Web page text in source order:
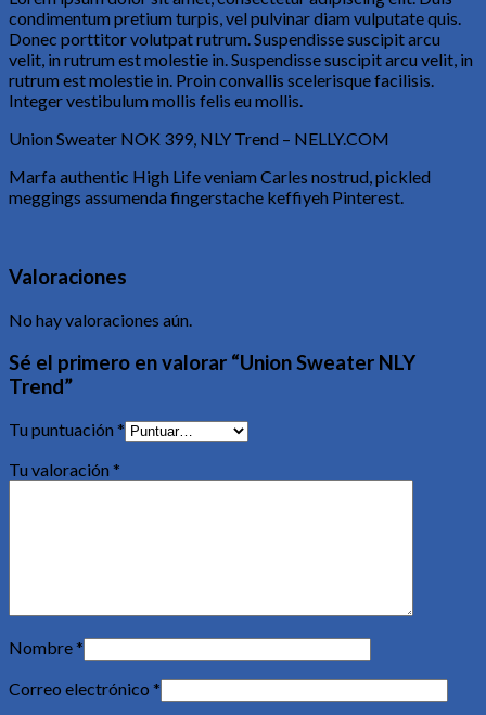
condimentum pretium turpis, vel pulvinar diam vulputate quis.
Donec porttitor volutpat rutrum. Suspendisse suscipit arcu
velit, in rutrum est molestie in. Suspendisse suscipit arcu velit, in
rutrum est molestie in. Proin convallis scelerisque facilisis.
Integer vestibulum mollis felis eu mollis.
Union Sweater NOK 399, NLY Trend – NELLY.COM
Marfa authentic High Life veniam Carles nostrud, pickled
meggings assumenda fingerstache keffiyeh Pinterest.
Valoraciones
No hay valoraciones aún.
Sé el primero en valorar “Union Sweater NLY
Trend”
Tu puntuación*
Tu valoración*
Nombre*
Correo electrónico *